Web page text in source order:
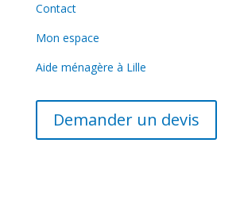
Contact
Mon espace
Aide ménagère à Lille
Demander un devis